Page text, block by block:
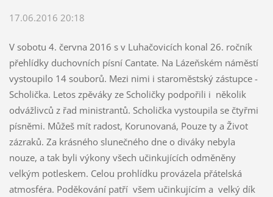
17.06.2016 20:18
V sobotu 4. června 2016 s v Luhačovicích konal 26. ročník
přehlídky duchovních písní Cantate. Na Lázeňském náměstí
vystoupilo 14 souborů. Mezi nimi i staroměstský zástupce -
Scholička. Letos zpěváky ze Scholičky podpořili i několik
odvážlivců z řad ministrantů. Scholička vystoupila se čtyřmi
písněmi. Můžeš mít radost, Korunovaná, Pouze ty a Život
zázraků. Za krásného slunečného dne o diváky nebyla
nouze, a tak byli výkony všech učinkujících odměněny
velkým potleskem. Celou prohlídku provázela přátelská
atmosféra. Poděkování patří všem učinkujícím a velký dík